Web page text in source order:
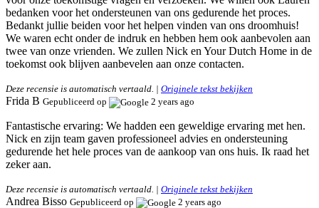
bedanken voor het ondersteunen van ons gedurende het proces.
Bedankt jullie beiden voor het helpen vinden van ons droomhuis!
We waren echt onder de indruk en hebben hem ook aanbevolen aan
twee van onze vrienden. We zullen Nick en Your Dutch Home in de
toekomst ook blijven aanbevelen aan onze contacten.
Deze recensie is automatisch vertaald. | Originele tekst bekijken
Frida B Gepubliceerd op 2 years ago
Fantastische ervaring: We hadden een geweldige ervaring met hen.
Nick en zijn team gaven professioneel advies en ondersteuning
gedurende het hele proces van de aankoop van ons huis. Ik raad het
zeker aan.
Deze recensie is automatisch vertaald. | Originele tekst bekijken
Andrea Bisso Gepubliceerd op 2 years ago